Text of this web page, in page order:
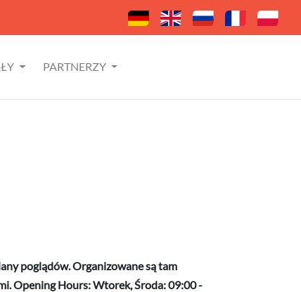
PARTNERZY
poglądów. Organizowane są tam
Opening Hours: Wtorek, Środa: 09:00 -